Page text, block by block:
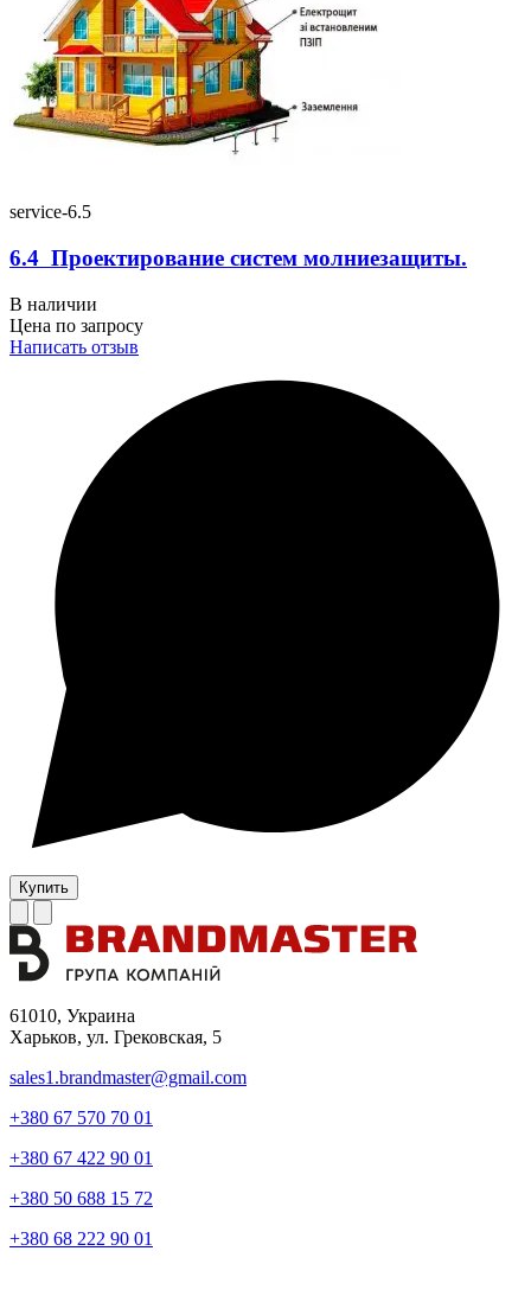
service-6.5
6.4 Проектирование систем молниезащиты.
В наличии
Цена по запросу
Написать отзыв
Купить
61010, Украина
Харьков, ул. Грековская, 5
sales1.brandmaster@gmail.com
+380 67 570 70 01
+380 67 422 90 01
+380 50 688 15 72
+380 68 222 90 01